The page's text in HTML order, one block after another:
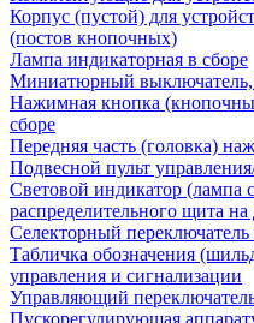
Корпус (пустой) для
(постов кнопочных)
Лампа индикаторная в сборе
Миниатюрный выключатель,
Нажимная кнопка
сборе
Передняя часть (головка)
Подвесной пульт
Световой индикатор (лампа
распределительного щита
Селекторный переключатель
Табличка обозначения
управления и сигнализации
Управляющий
Пускорегулирующая